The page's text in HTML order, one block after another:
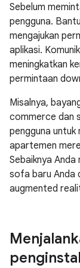
Sebelum
pengguna.
mengajukan
aplikasi.
meningkatkan
permintaan
Misalnya,
commerce dan
pengguna
apartemen
Sebaiknya
sofa baru Anda
augmented